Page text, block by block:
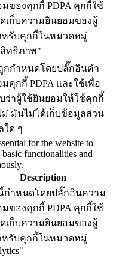
ของคุกกี้ PDPA คุกกี้ใช้
ดเก็บความยินยอมของผู้
หรับคุกกี้ในหมวดหมู่
ทธิภาพ"
กกำหนดโดยปลั๊กอินคำ
คุกกี้ PDPA และใช้เพื่อ
บว่าผู้ใช้ยินยอมให้ใช้คุกกี้
ม่ มันไม่ได้เก็บข้อมูลส่วน
ใด ๆ
for the website to
functionalities and
Description
กำหนดโดยปลั๊กอินความ
ของคุกกี้ PDPA คุกกี้ใช้
ดเก็บความยินยอมของผู้
หรับคุกกี้ในหมวดหมู่